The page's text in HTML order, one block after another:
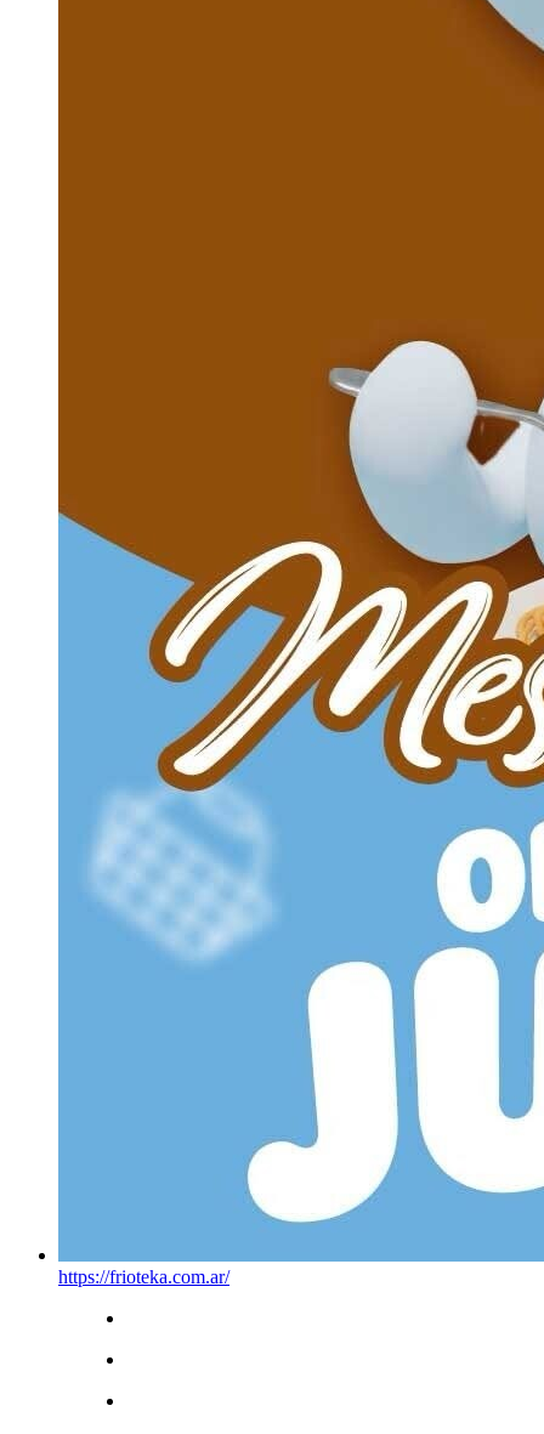
https://frioteka.com.ar/